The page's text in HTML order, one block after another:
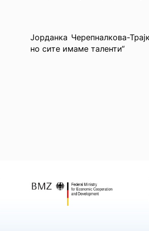
Јорданка Черепналкова-
но сите имаме таленти“